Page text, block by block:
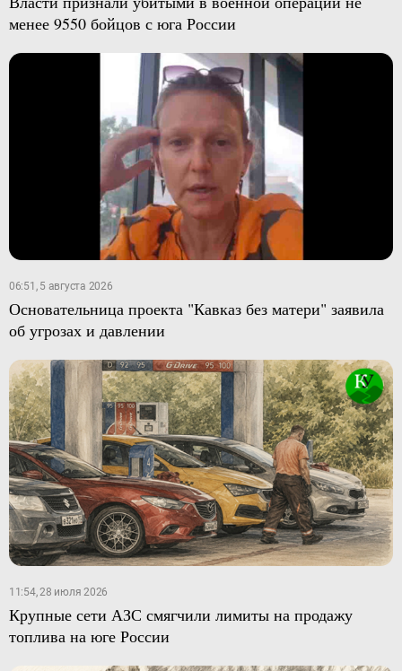
менее 9550 бойцов с юга России
06:51, 5 августа 2026
Основательница проекта "Кавказ без матери" заявила
об угрозах и давлении
11:54, 28 июля 2026
Крупные сети АЗС смягчили лимиты на продажу
топлива на юге России